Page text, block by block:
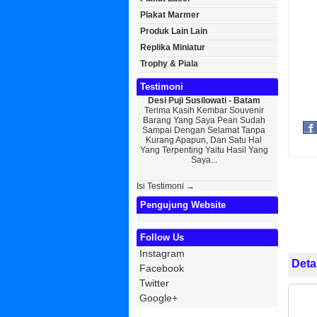
Plakat Marmer
Produk Lain Lain
Replika Miniatur
Trophy & Piala
Testimoni
Desi Puji Susilowati - Batam
Terima Kasih Kembar Souvenir
Barang Yang Saya Pean Sudah
Sampai Dengan Selamat Tanpa
Kurang Apapun, Dan Satu Hal
Yang Terpenting Yaitu Hasil Yang
Bayu Kurniawan -
Sedikit Membagikan
Saya, Perkenalkan Pak
Kurniawan Reseller
Wisuda Dan Souvenir
Kembar Souvenir,
Isi Testimoni →
Pengujung Website
Follow Us
Instagram
Facebook
Twitter
Google+